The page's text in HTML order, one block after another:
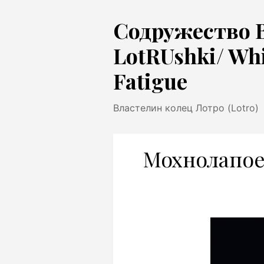
Содружество
LotRUshki/
Fatigue
Властелин колец Лотро (Lotro)